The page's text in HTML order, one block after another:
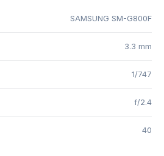
SAMSUNG SM-G800F
3.3 mm
1/747
f/2.4
40